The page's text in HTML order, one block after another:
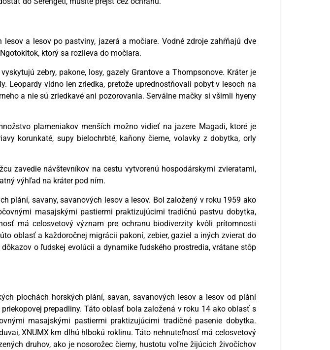
a lesov po pastviny, jazerá a močiare. Vodné zdroje zahŕňajú dve
ktorý sa rozlieva do močiara.
zebry, pakone, losy, gazely Grantove a Thompsonove. Kráter je
Leopardy vidno len zriedka, pretože uprednostňovali pobyt v lesoch na
a nie sú zriedkavé ani pozorovania. Serválne mačky si všimli hyeny
plameniakov menších možno vidieť na jazere Magadi, ktoré je
korunkaté, supy bielochrbté, kaňony čierne, volavky z dobytka, orly
zavedie návštevníkov na cestu vytvorenú hospodárskymi zvieratami,
výhľad na kráter pod ním.
plání, savany, savanových lesov a lesov. Bol založený v roku 1959 ako
masajskými pastiermi praktizujúcimi tradičnú pastvu dobytka,
má celosvetový význam pre ochranu biodiverzity kvôli prítomnosti
oblasť a každoročnej migrácii pakoní, zebier, gaziel a iných zvierat do
o ľudskej evolúcii a dynamike ľudského prostredia, vrátane stôp
plochách horských plání, savan, savanových lesov a lesov od plání
prepadliny. Táto oblasť bola založená v roku 14 ako oblasť s
masajskými pastiermi praktizujúcimi tradičné pasenie dobytka.
XNUMX km dlhú hlbokú roklinu. Táto nehnuteľnosť má celosvetový
druhov, ako je nosorožec čierny, hustotu voľne žijúcich živočíchov